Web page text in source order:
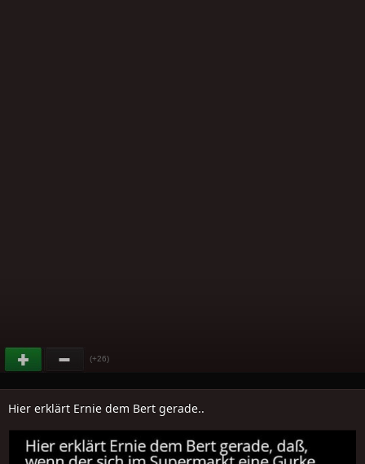
(+26)
Hier erklärt Ernie dem Bert gerade..